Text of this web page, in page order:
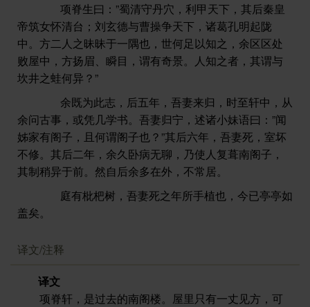
项脊生曰：”蜀清守丹穴，利甲天下，其后秦皇
帝筑女怀清台；刘玄德与曹操争天下，诸葛孔明起陇
中。方二人之昧昧于一隅也，世何足以知之，余区区处
败屋中，方扬眉、瞬目，谓有奇景。人知之者，其谓与
坎井之蛙何异？”
余既为此志，后五年，吾妻来归，时至轩中，从
余问古事，或凭几学书。吾妻归宁，述诸小妹语曰：”闻
姊家有阁子，且何谓阁子也？”其后六年，吾妻死，室坏
不修。其后二年，余久卧病无聊，乃使人复葺南阁子，
其制稍异于前。然自后余多在外，不常居。
庭有枇杷树，吾妻死之年所手植也，今已亭亭如
盖矣。
译文/注释
译文
项脊轩，是过去的南阁楼。屋里只有一丈见方，可